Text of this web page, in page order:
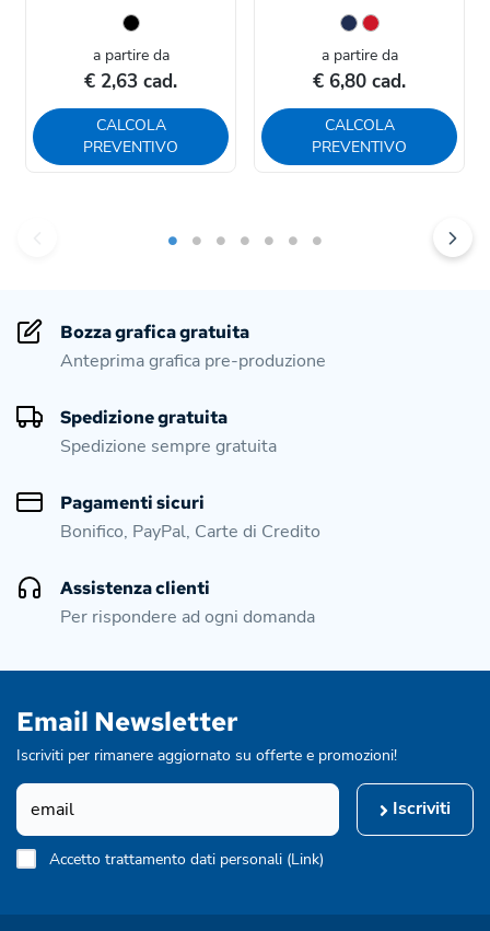
a partire da
€ 2,63 cad.
CALCOLA
PREVENTIVO
a partire da
€ 6,80 cad.
CALCOLA
PREVENTIVO
Bozza grafica gratuita
Anteprima grafica pre-produzione
Spedizione gratuita
Spedizione sempre gratuita
Pagamenti sicuri
Bonifico, PayPal, Carte di Credito
Assistenza clienti
Per rispondere ad ogni domanda
Email Newsletter
Iscriviti per rimanere aggiornato su offerte e promozioni!
Iscriviti
Accetto trattamento dati personali (Link)